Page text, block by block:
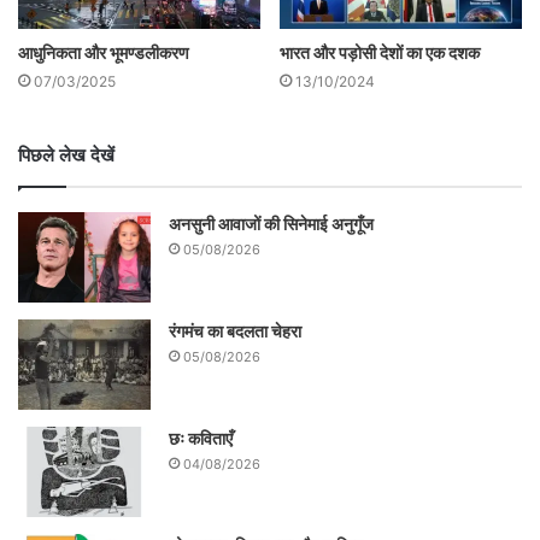
आधुनिकता और भूमण्डलीकरण
07/03/2025
भारत और पड़ोसी देशों का एक दशक
13/10/2024
पिछले लेख देखें
अनसुनी आवाजों की सिनेमाई अनुगूँज
05/08/2026
रंगमंच का बदलता चेहरा
05/08/2026
छः कविताएँ
04/08/2026